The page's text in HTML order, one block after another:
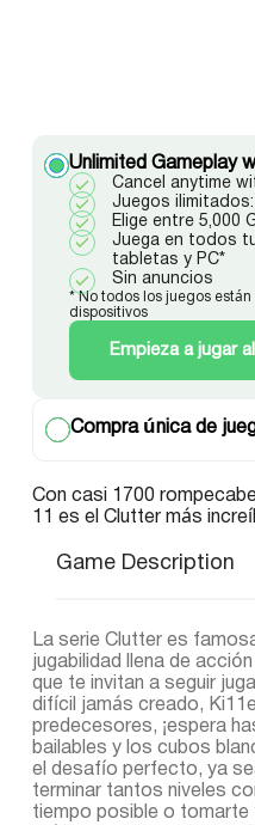
Unlimited Gameplay
Cancel anytime
Juegos
Elige entre 5,000
Juega en todos
tabletas y PC*
Sin anuncios
* No todos los juegos
dispositivos
Empieza a jugar
Compra única de
Con casi 1700
11 es el Clutter más
Game Description
La serie Clutter es
jugabilidad llena de
que te invitan a seguir
difícil jamás creado,
predecesores, ¡espera
bailables y los cubos
el desafío perfecto, ya
terminar tantos niveles
tiempo posible o tomarte